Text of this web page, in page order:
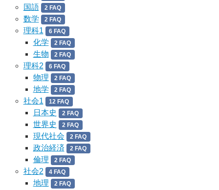
国語 2 FAQ
数学 2 FAQ
理科1 6 FAQ
化学 2 FAQ
生物 2 FAQ
理科2 6 FAQ
物理 2 FAQ
地学 2 FAQ
社会1 12 FAQ
日本史 2 FAQ
世界史 2 FAQ
現代社会 2 FAQ
政治経済 2 FAQ
倫理 2 FAQ
社会2 4 FAQ
地理 2 FAQ